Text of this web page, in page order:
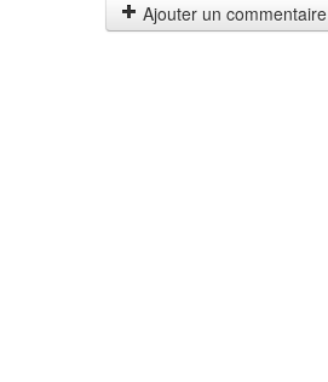
Ajouter un commentaire